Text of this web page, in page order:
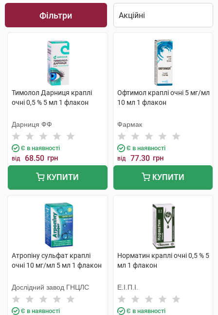
Фільтри
Тимолол Дарниця краплі
очні 0,5 % 5 мл 1 флакон
Дарниця ФФ
Є в наявності
від 68.50 грн
КУПИТИ
Офтимол краплі очні 5 мг/мл
10 мл 1 флакон
Фармак
Є в наявності
від 77.30 грн
КУПИТИ
Атропіну сульфат краплі
очні 10 мг/мл 5 мл 1 флакон
Дослідний завод ГНЦЛС
Є в наявності
Норматин краплі очні 0,5 % 5
мл 1 флакон
Е.І.П.І.
Є в наявності